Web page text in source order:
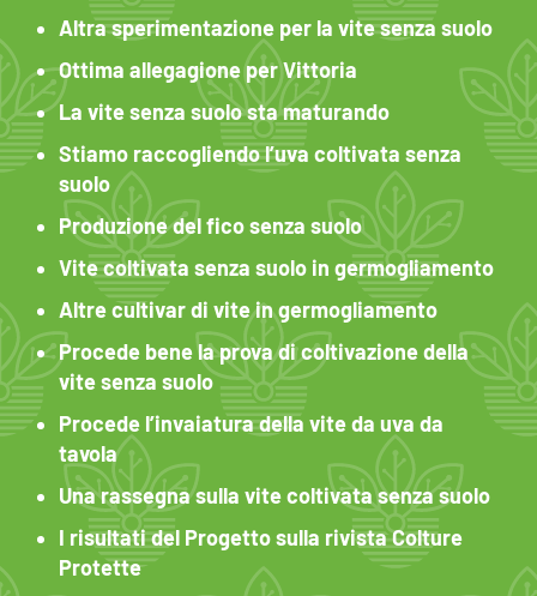
Altra sperimentazione per la vite senza suolo
Ottima allegagione per Vittoria
La vite senza suolo sta maturando
Stiamo raccogliendo l’uva coltivata senza
suolo
Produzione del fico senza suolo
Vite coltivata senza suolo in germogliamento
Altre cultivar di vite in germogliamento
Procede bene la prova di coltivazione della
vite senza suolo
Procede l’invaiatura della vite da uva da
tavola
Una rassegna sulla vite coltivata senza suolo
I risultati del Progetto sulla rivista Colture
Protette